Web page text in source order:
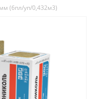
(6пл/уп/0,432м3)